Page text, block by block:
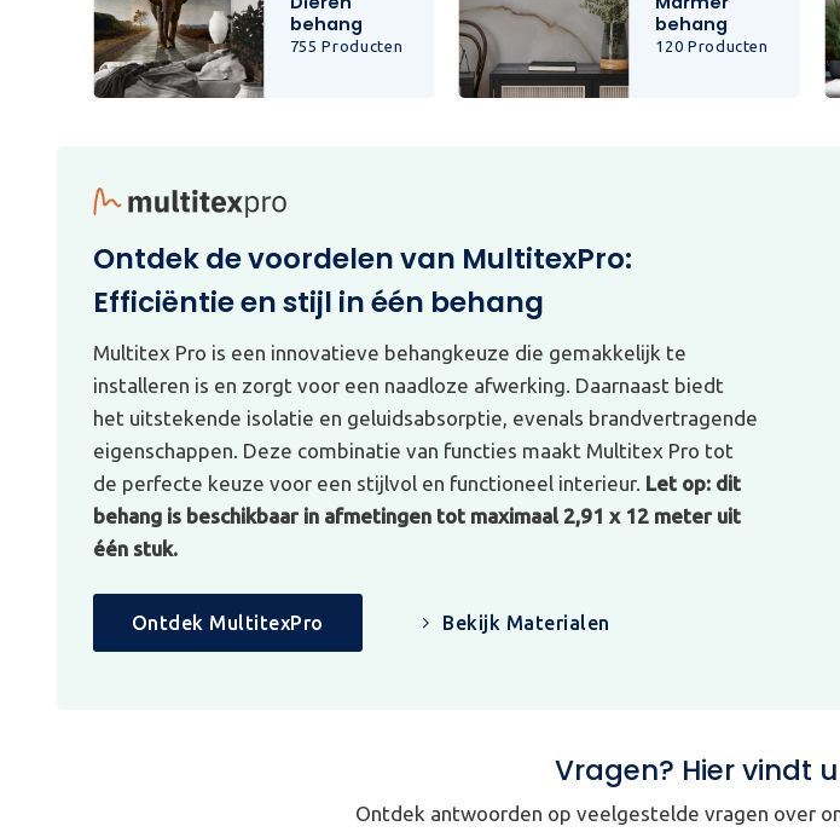
behang
755 Producten
behang
120 Producten
Ontdek de voordelen van MultitexPro:
Efficiëntie en stijl in één behang
Multitex Pro is een innovatieve behangkeuze die gemakkelijk te
installeren is en zorgt voor een naadloze afwerking. Daarnaast biedt
het uitstekende isolatie en geluidsabsorptie, evenals brandvertragende
eigenschappen. Deze combinatie van functies maakt Multitex Pro tot
de perfecte keuze voor een stijlvol en functioneel interieur. Let op: dit
behang is beschikbaar in afmetingen tot maximaal 2,91 x 12 meter uit
één stuk.
Ontdek MultitexPro Bekijk Materialen
Vragen? Hier vindt
Ontdek antwoorden op veelgestelde vragen over